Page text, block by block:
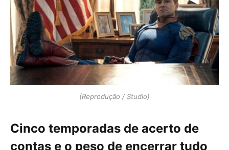
(Reprodução / Studio)
Cinco temporadas de acerto de
contas e o peso de encerrar tudo